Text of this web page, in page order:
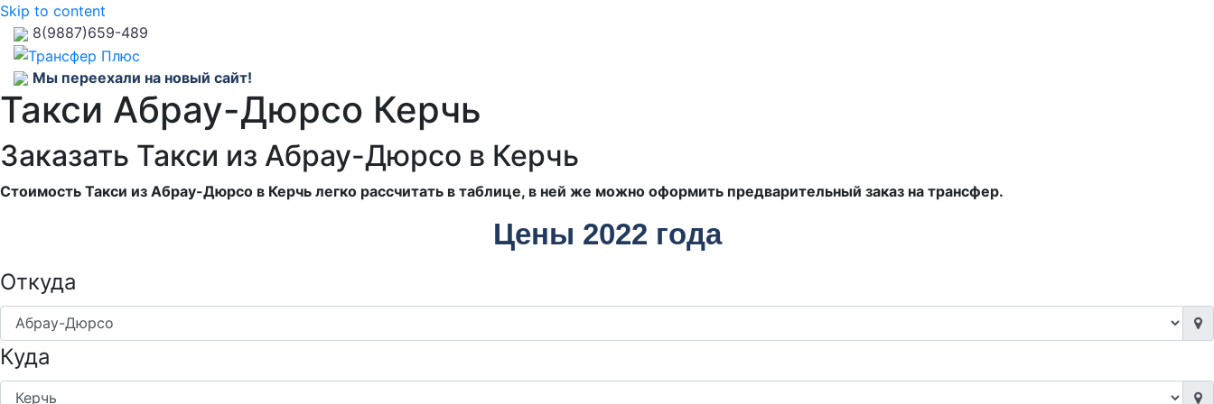
Skip to content
8(9887)659-489
Мы переехали на новый сайт!
Такси Абрау-Дюрсо Керчь
Заказать Такси из Абрау-Дюрсо в Керчь
Стоимость Такси из Абрау-Дюрсо в Керчь легко рассчитать в таблице, в ней же можно оформить предварительный заказ на трансфер.
Цены 2022 года
Откуда
Куда